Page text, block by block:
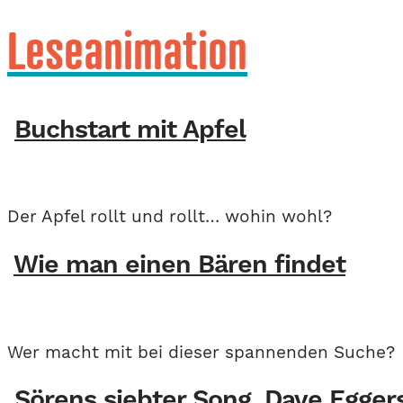
Leseanimation
Buchstart mit Apfel
Der Apfel rollt und rollt… wohin wohl?
Wie man einen Bären findet
Wer macht mit bei dieser spannenden Suche?